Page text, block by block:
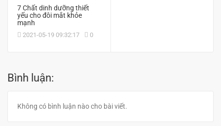
7 Chất dinh dưỡng thiết
yếu cho đôi mắt khỏe
mạnh
2021-05-19 09:32:17 0
Bình luận:
Không có bình luận nào cho bài viết.